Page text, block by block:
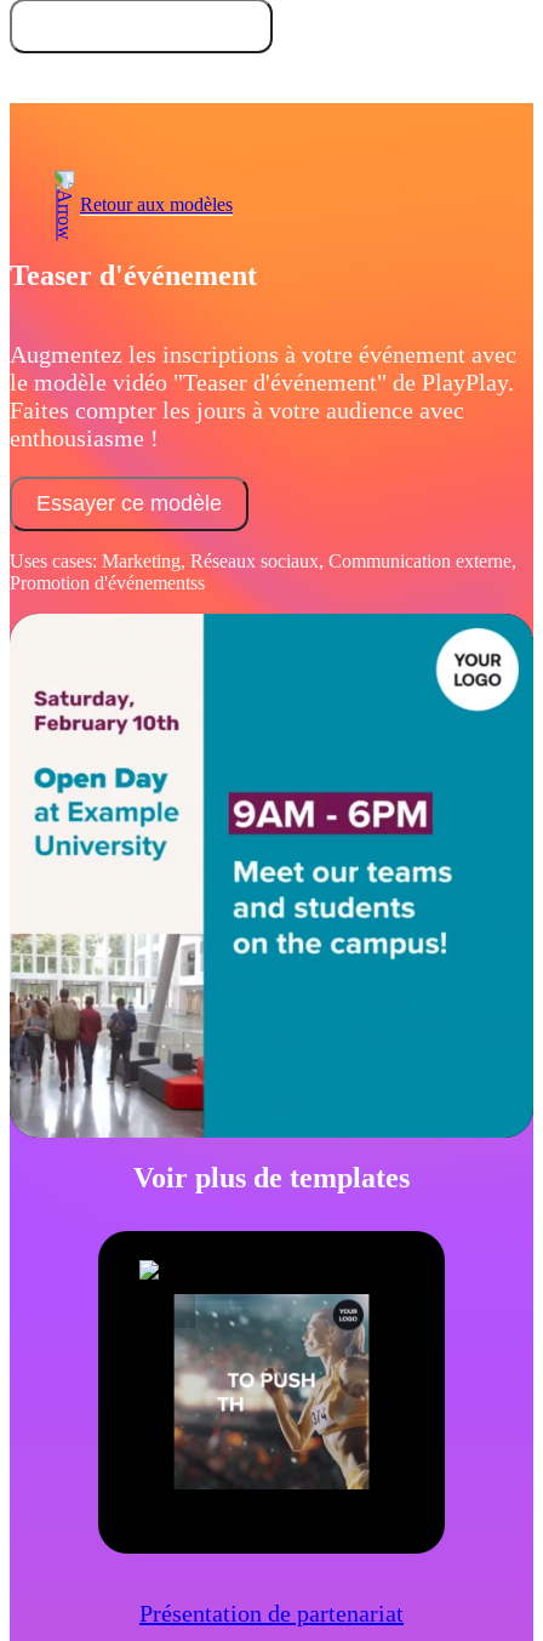
Retour aux modèles
Teaser d'événement
Augmentez les inscriptions à votre événement avec
le modèle vidéo "Teaser d'événement" de PlayPlay.
Faites compter les jours à votre audience avec
enthousiasme !
Essayer ce modèle
Uses cases: Marketing, Réseaux sociaux, Communication externe,
Promotion d'événementss
Voir plus de templates
Présentation de partenariat